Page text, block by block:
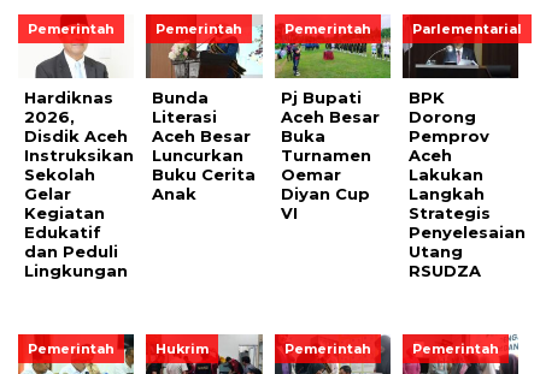
Pemerintah
Hardiknas
2026,
Disdik Aceh
Instruksikan
Sekolah
Gelar
Kegiatan
Edukatif
dan Peduli
Lingkungan
Pemerintah
Bunda
Literasi
Aceh Besar
Luncurkan
Buku Cerita
Anak
Pemerintah
Pj Bupati
Aceh Besar
Buka
Turnamen
Oemar
Diyan Cup
VI
Parlementarial
BPK
Dorong
Pemprov
Aceh
Lakukan
Langkah
Strategis
Penyelesaian
Utang
RSUDZA
Pemerintah Hukrim Pemerintah Pemerintah